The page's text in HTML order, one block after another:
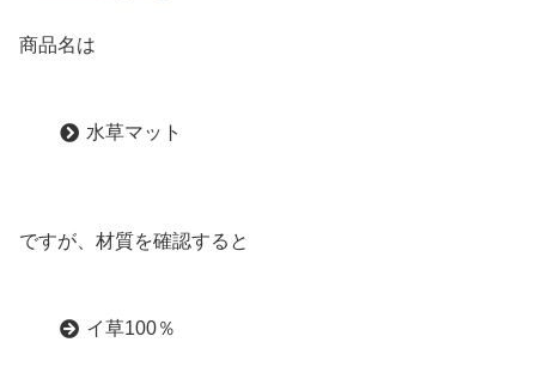
商品名は
水草マット
ですが、材質を確認すると
イ草100％